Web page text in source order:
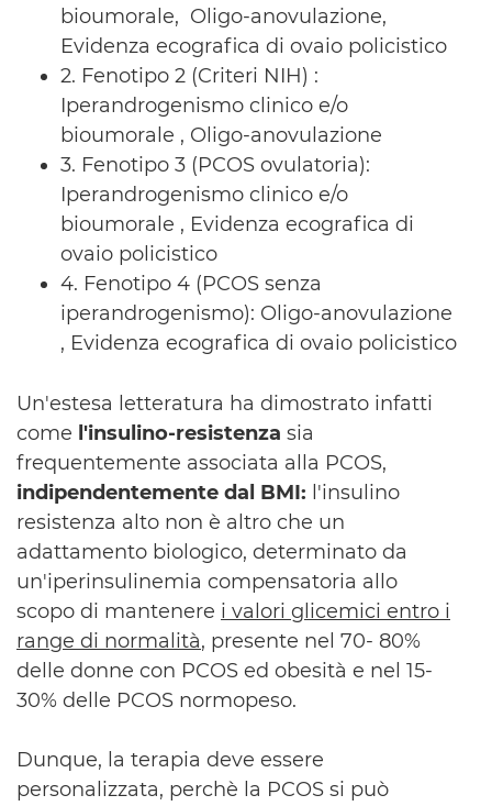
bioumorale, Oligo-anovulazione,
Evidenza ecografica di ovaio policistico
2. Fenotipo 2 (Criteri NIH) :
Iperandrogenismo clinico e/o
bioumorale , Oligo-anovulazione
3. Fenotipo 3 (PCOS ovulatoria):
Iperandrogenismo clinico e/o
bioumorale , Evidenza ecografica di
ovaio policistico
4. Fenotipo 4 (PCOS senza
iperandrogenismo): Oligo-anovulazione
, Evidenza ecografica di ovaio policistico
Un'estesa letteratura ha dimostrato infatti
come l'insulino-resistenza sia
frequentemente associata alla PCOS,
indipendentemente dal BMI: l'insulino
resistenza alto non è altro che un
adattamento biologico, determinato da
un'iperinsulinemia compensatoria allo
scopo di mantenere i valori glicemici entro i
range di normalità, presente nel 70- 80%
delle donne con PCOS ed obesità e nel 15-
30% delle PCOS normopeso.
Dunque, la terapia deve essere
personalizzata, perchè la PCOS si può